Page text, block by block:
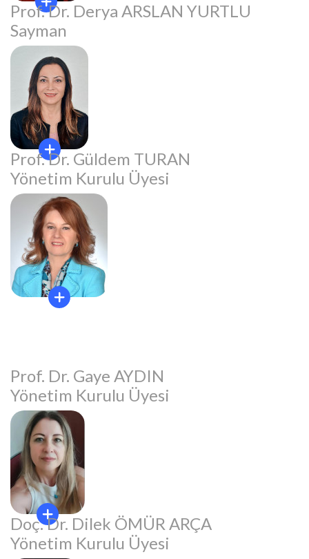
Prof. Dr. Derya ARSLAN YURTLU
Sayman
Prof. Dr. Güldem TURAN
Yönetim Kurulu Üyesi
Prof. Dr. Gaye AYDIN
Yönetim Kurulu Üyesi
Doç. Dr. Dilek ÖMÜR ARÇA
Yönetim Kurulu Üyesi